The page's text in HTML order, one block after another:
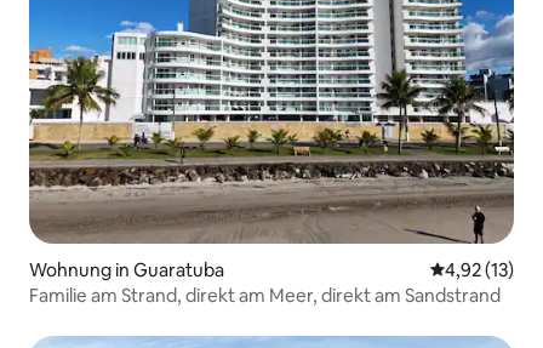
Wohnung in Guaratuba
4,92 (13)
Familie am Strand, direkt am Meer, direkt am Sandstrand